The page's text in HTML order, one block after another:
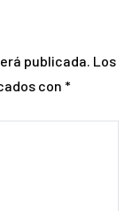
publicada. Los
con *